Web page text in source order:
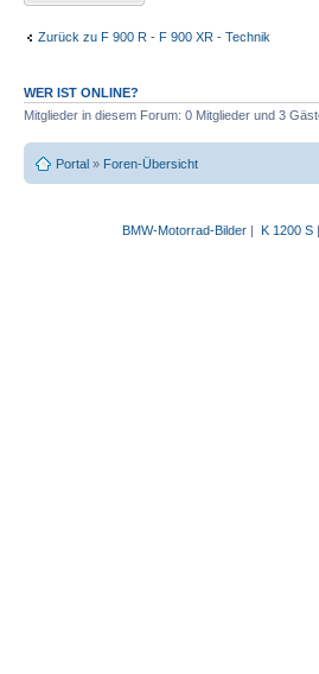
Zurück zu F 900 R - F 900 XR - Technik
WER IST ONLINE?
Mitglieder in diesem Forum: 0 Mitglieder und 3
Portal » Foren-Übersicht
BMW-Motorrad-Bilder| K 1200 S|